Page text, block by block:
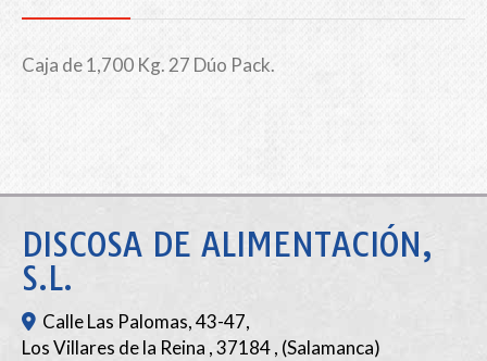
Caja de 1,700 Kg. 27 Dúo Pack.
DISCOSA DE ALIMENTACIÓN,
S.L.
Calle Las Palomas, 43-47,
Los Villares de la Reina ,37184, (Salamanca)